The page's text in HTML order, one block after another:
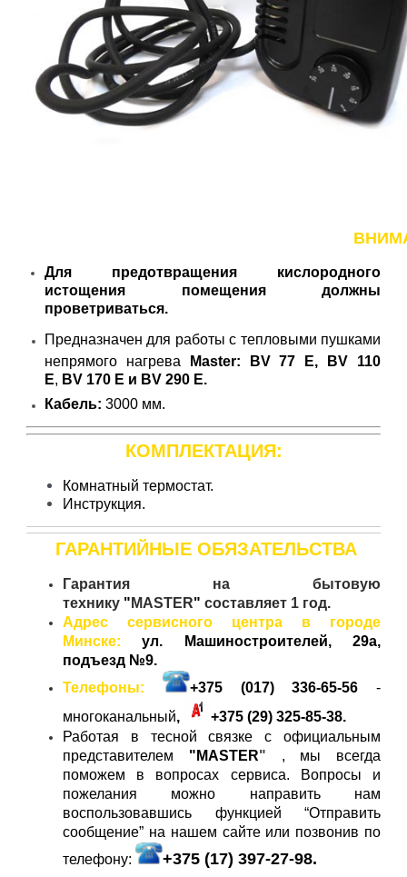
Для предотвращения кислородного
истощения помещения должны
проветриваться.
Предназначен для работы с тепловыми пушками
непрямого нагрева
Master: BV 77 E,
BV 110
E, BV 170 E и BV 290 E.
Кабель: 3000 мм.
КОМПЛЕКТАЦИЯ:
Комнатный термостат.
Инструкция.
ГАРАНТИЙНЫЕ ОБЯЗАТЕЛЬСТВА
Гарантия на бытовую
технику " MASTER" составляет 1 год.
Адрес сервисного центра в городе
Минске:
ул. Машиностроителей, 29а,
подъезд №9.
Телефоны:
+375 (017) 336-65-56 -
многоканальный, +375 (29) 325-85-38.
Работая в тесной связке с официальным
представителем " MASTER" , мы всегда
поможем в вопросах сервиса. Вопросы и
пожелания можно направить нам
воспользовавшись функцией “Отправить
сообщение” на нашем сайте или позвонив по
телефону:
+375 (17) 397-27-98.